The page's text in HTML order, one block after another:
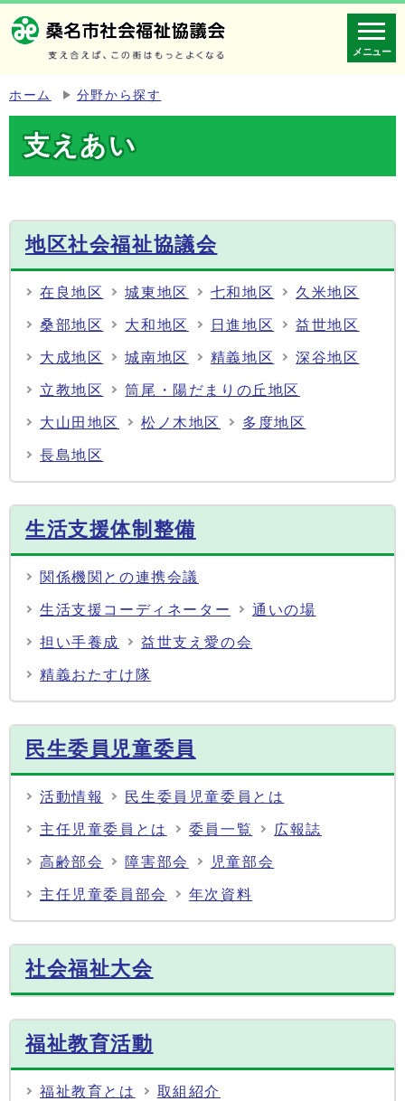
メニュー
ホーム 分野から探す
支えあい
地区社会福祉協議会
在良地区 城東地区 七和地区 久米地区
桑部地区 大和地区 日進地区 益世地区
大成地区 城南地区 精義地区 深谷地区
立教地区 筒尾・陽だまりの丘地区
大山田地区 松ノ木地区 多度地区
長島地区
生活支援体制整備
関係機関との連携会議
生活支援コーディネーター 通いの場
担い手養成 益世支え愛の会
精義おたすけ隊
民生委員児童委員
活動情報 民生委員児童委員とは
主任児童委員とは 委員一覧 広報誌
高齢部会 障害部会 児童部会
主任児童委員部会 年次資料
社会福祉大会
福祉教育活動
福祉教育とは 取組紹介